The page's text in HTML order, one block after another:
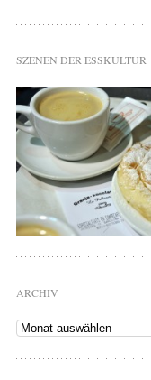
SZENEN DER ESSKULTUR
ARCHIV
Archiv